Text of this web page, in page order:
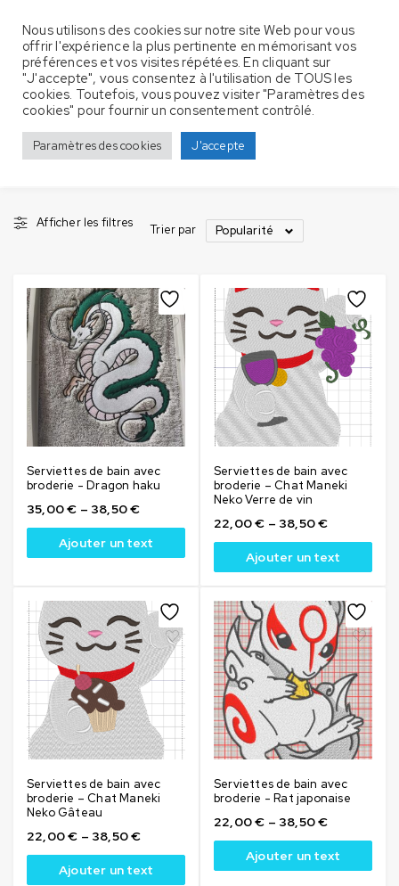
japan
Accueil Produits identifiés “japan”
Afficher les filtres
Trier par Popularité
Serviettes de bain avec
broderie - Dragon haku
35,00€ – 38,50€
Ajouter un text
Serviettes de bain avec
broderie – Chat Maneki
Neko Verre de vin
22,00€ – 38,50€
Ajouter un text
Serviettes de bain avec
broderie – Chat Maneki
Neko Gâteau
22,00€ – 38,50€
Ajouter un text
Serviettes de bain avec
broderie - Rat japonaise
22,00€ – 38,50€
Ajouter un text
Nous utilisons des cookies sur notre site Web pour vous
offrir l'expérience la plus pertinente en mémorisant vos
préférences et vos visites répétées. En cliquant sur
"J'accepte", vous consentez à l'utilisation de TOUS les
cookies. Toutefois, vous pouvez visiter "Paramètres des
cookies" pour fournir un consentement contrôlé.
Paramètres des cookies J'accepte